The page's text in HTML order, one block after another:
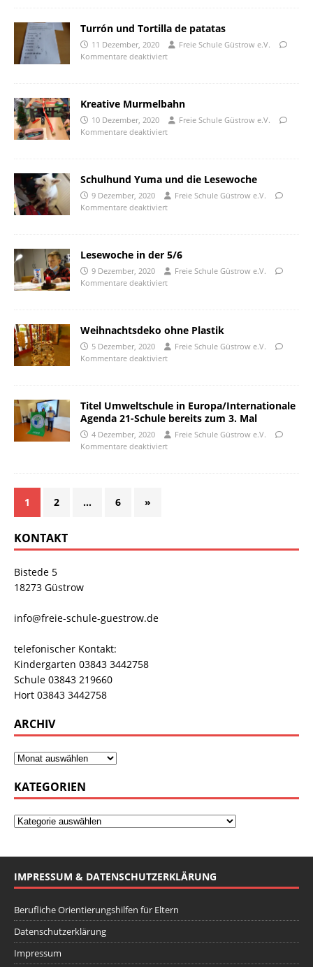
Turrón und Tortilla de patatas
11 Dezember, 2020
Freie Schule Güstrow e.V.
Kommentare deaktiviert
Kreative Murmelbahn
10 Dezember, 2020
Freie Schule Güstrow e.V.
Kommentare deaktiviert
Schulhund Yuma und die Lesewoche
9 Dezember, 2020
Freie Schule Güstrow e.V.
Kommentare deaktiviert
Lesewoche in der 5/6
9 Dezember, 2020
Freie Schule Güstrow e.V.
Kommentare deaktiviert
Weihnachtsdeko ohne Plastik
5 Dezember, 2020
Freie Schule Güstrow e.V.
Kommentare deaktiviert
Titel Umweltschule in Europa/Internationale
Agenda 21-Schule bereits zum 3. Mal
4 Dezember, 2020
Freie Schule Güstrow e.V.
Kommentare deaktiviert
1 2 … 6 »
KONTAKT
Bistede 5
18273 Güstrow
info@freie-schule-guestrow.de
telefonischer Kontakt:
Kindergarten 03843 3442758
Schule 03843 219660
Hort 03843 3442758
ARCHIV
KATEGORIEN
IMPRESSUM & DATENSCHUTZERKLÄRUNG
Berufliche Orientierungshilfen für Eltern
Datenschutzerklärung
Impressum